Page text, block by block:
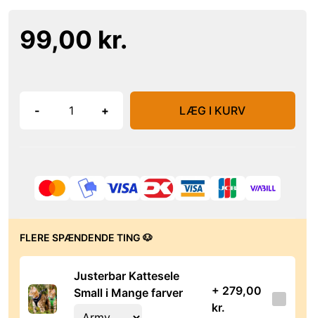
99,00 kr.
- + LÆG I KURV
FLERE SPÆNDENDE TING 🐶
Justerbar Kattesele
Small i Mange farver
+ 279,00
kr.